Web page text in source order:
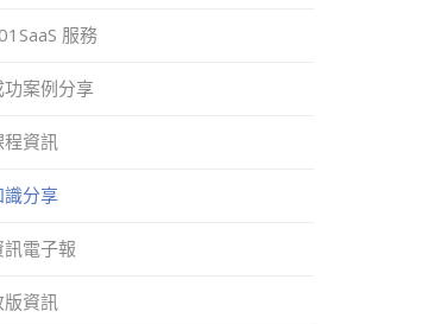
服務
功案例分享
程資訊
識分享
訊電子報
版資訊